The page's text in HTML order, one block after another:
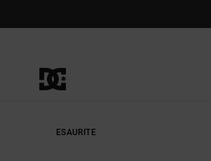
ESAURITE